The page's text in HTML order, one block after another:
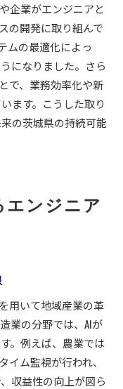
企業がエンジニアと
の開発に取り組んで
ムの最適化によっ
になりました。さら
で、業務効率化や新
ます。こうした取り
の茨城県の持続可能
エンジニア
用いて地域産業の革
業の分野では、AIが
。例えば、農業では
ム監視が行われ、
収益性の向上が図ら